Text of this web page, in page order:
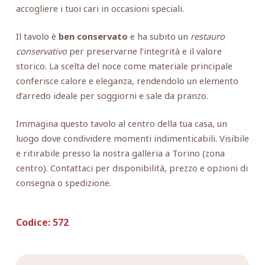
accogliere i tuoi cari in occasioni speciali.
Il tavolo è ben conservato e ha subito un restauro
conservativoper preservarne l’integrità e il valore
storico. La scelta del noce come materiale principale
conferisce calore e eleganza, rendendolo un elemento
d’arredo ideale per soggiorni e sale da pranzo.
Immagina questo tavolo al centro della tua casa, un
luogo dove condividere momenti indimenticabili. Visibile
e ritirabile presso la nostra galleria a Torino (zona
centro). Contattaci per disponibilità, prezzo e opzioni di
consegna o spedizione.
Codice:572